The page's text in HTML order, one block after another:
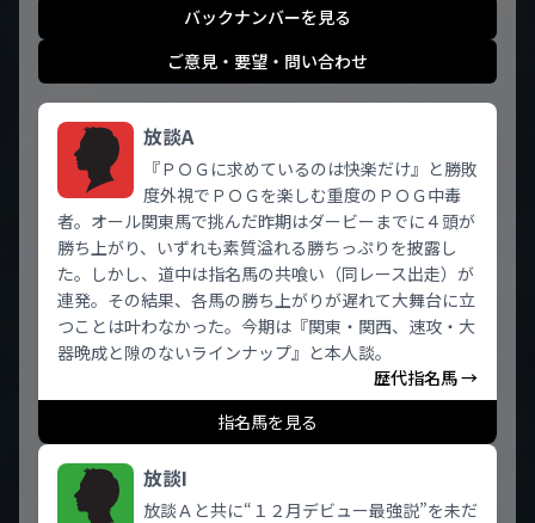
バックナンバーを見る
ご意見・要望・問い合わせ
放談A
『ＰＯＧに求めているのは快楽だけ』と勝敗
度外視でＰＯＧを楽しむ重度のＰＯＧ中毒
者。オール関東馬で挑んだ昨期はダービーまでに４頭が
勝ち上がり、いずれも素質溢れる勝ちっぷりを披露し
た。しかし、道中は指名馬の共喰い（同レース出走）が
連発。その結果、各馬の勝ち上がりが遅れて大舞台に立
つことは叶わなかった。今期は『関東・関西、速攻・大
器晩成と隙のないラインナップ』と本人談。
歴代指名馬 →
指名馬を見る
放談I
放談Ａと共に“１２月デビュー最強説”を未だ